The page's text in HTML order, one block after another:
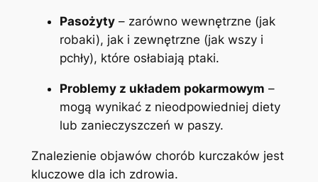
Pasożyty– zarówno wewnętrzne (jak
robaki), jak i zewnętrzne (jak wszy i
pchły), które osłabiają ptaki.
Problemy z układem pokarmowym –
mogą wynikać z nieodpowiedniej diety
lub zanieczyszczeń w paszy.
Znalezienie objawów chorób kurczaków jest
kluczowe dla ich zdrowia.